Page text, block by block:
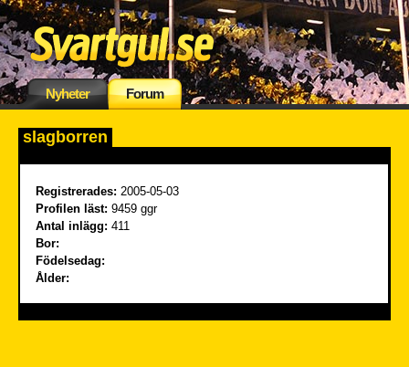
Nyheter Forum
slagborren
Registrerades: 2005-05-03
Profilen läst: 9459 ggr
Antal inlägg: 411
Bor:
Födelsedag:
Ålder: